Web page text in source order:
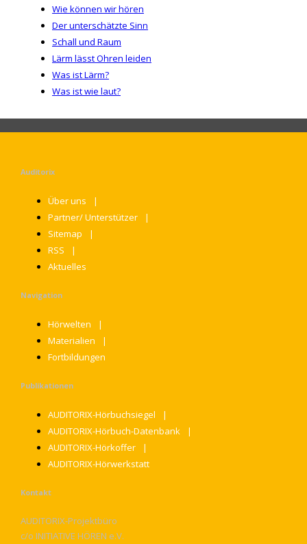
Wie können wir hören
Der unterschätzte Sinn
Schall und Raum
Lärm lässt Ohren leiden
Was ist Lärm?
Was ist wie laut?
Auditorix
Über uns
Partner/ Unterstützer
Sitemap
RSS
Aktuelles
Navigation
Hörwelten
Materialien
Fortbildungen
Publikationen
AUDITORIX-Hörbuchsiegel
AUDITORIX-Hörbuch-Datenbank
AUDITORIX-Hörkoffer
AUDITORIX-Hörwerkstatt
Kontakt
AUDITORIX-Projektbüro
c/o INITIATIVE HÖREN e.V.